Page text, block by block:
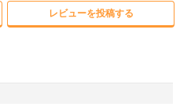
レビューを投稿する